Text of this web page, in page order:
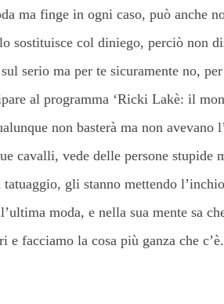
ma finge in ogni caso, può anche
sostituisce col diniego, perciò non
serio ma per te sicuramente no,
al programma ‘Ricki Lakè: il
non basterà ma non avevano
cavalli, vede delle persone stupide
gli stanno mettendo
moda, e nella sua mente sa
facciamo la cosa più ganza che c’è.